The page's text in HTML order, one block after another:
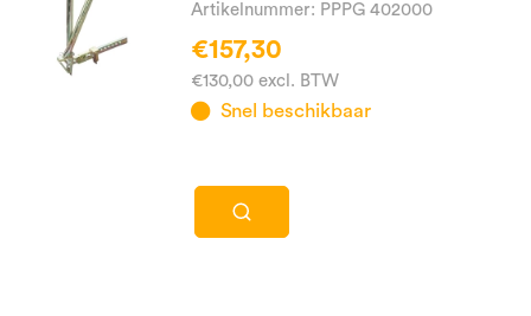
Artikelnummer: PPPG 402000
€157,30
€130,00 excl. BTW
Snel beschikbaar